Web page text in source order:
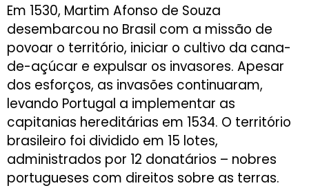
Em 1530, Martim Afonso de Souza
desembarcou no Brasil com a missão de
povoar o território, iniciar o cultivo da cana-
de-açúcar e expulsar os invasores. Apesar
dos esforços, as invasões continuaram,
levando Portugal a implementar as
capitanias hereditárias em 1534. O território
brasileiro foi dividido em 15 lotes,
administrados por 12 donatários – nobres
portugueses com direitos sobre as terras.